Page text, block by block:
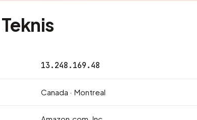
13.248.169.48
Canada · Montreal